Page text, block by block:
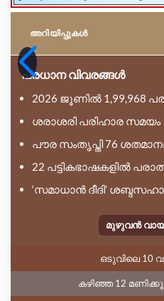
അറിയിപ്പുകള്‍
പ്രധാന വിവരങ്ങൾ
2026 ജൂണിൽ 1,99,968
ശരാശരി പരിഹാര സമയം
പൗര സംതൃപ്തി 76
22 പട്ടികഭാഷകളിൽ
‘സമാധാൻ ദീദി’
മുഴുവൻ
ഒടുവിലെ 10
കഴിഞ്ഞ 12